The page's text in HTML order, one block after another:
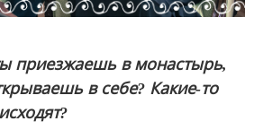
приезжаешь в монастырь,
в себе? Какие-то